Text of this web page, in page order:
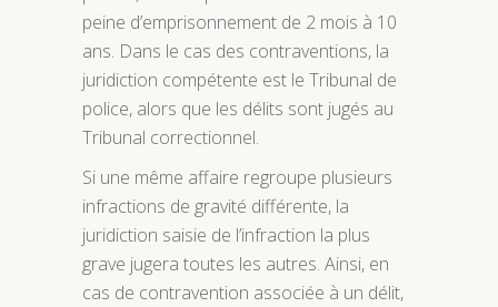
peine d’emprisonnement de 2 mois à 10
ans. Dans le cas des contraventions, la
juridiction compétente est le Tribunal de
police, alors que les délits sont jugés au
Tribunal correctionnel.
Si une même affaire regroupe plusieurs
infractions de gravité différente, la
juridiction saisie de l’infraction la plus
grave jugera toutes les autres. Ainsi, en
cas de contravention associée à un délit,